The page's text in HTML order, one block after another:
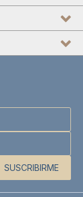
SUSCRIBIRME